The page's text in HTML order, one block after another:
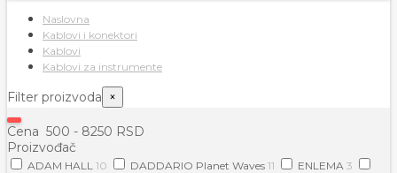
Naslovna
Kablovi i konektori
Kablovi
Kablovi za instrumente
Filter proizvoda ×
Cena 500 - 8250 RSD
Proizvođač
ADAM HALL 10 DADDARIO Planet Waves 11 ENLEMA 3